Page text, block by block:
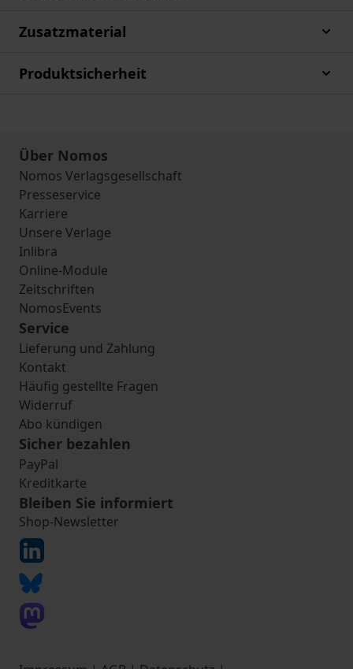
Zusatzmaterial
Produktsicherheit
Über Nomos
Nomos Verlagsgesellschaft
Presseservice
Karriere
Unsere Verlage
Inlibra
Online-Module
Zeitschriften
NomosEvents
Service
Lieferung und Zahlung
Kontakt
Häufig gestellte Fragen
Widerruf
Abo kündigen
Sicher bezahlen
PayPal
Kreditkarte
Bleiben Sie informiert
Shop-Newsletter